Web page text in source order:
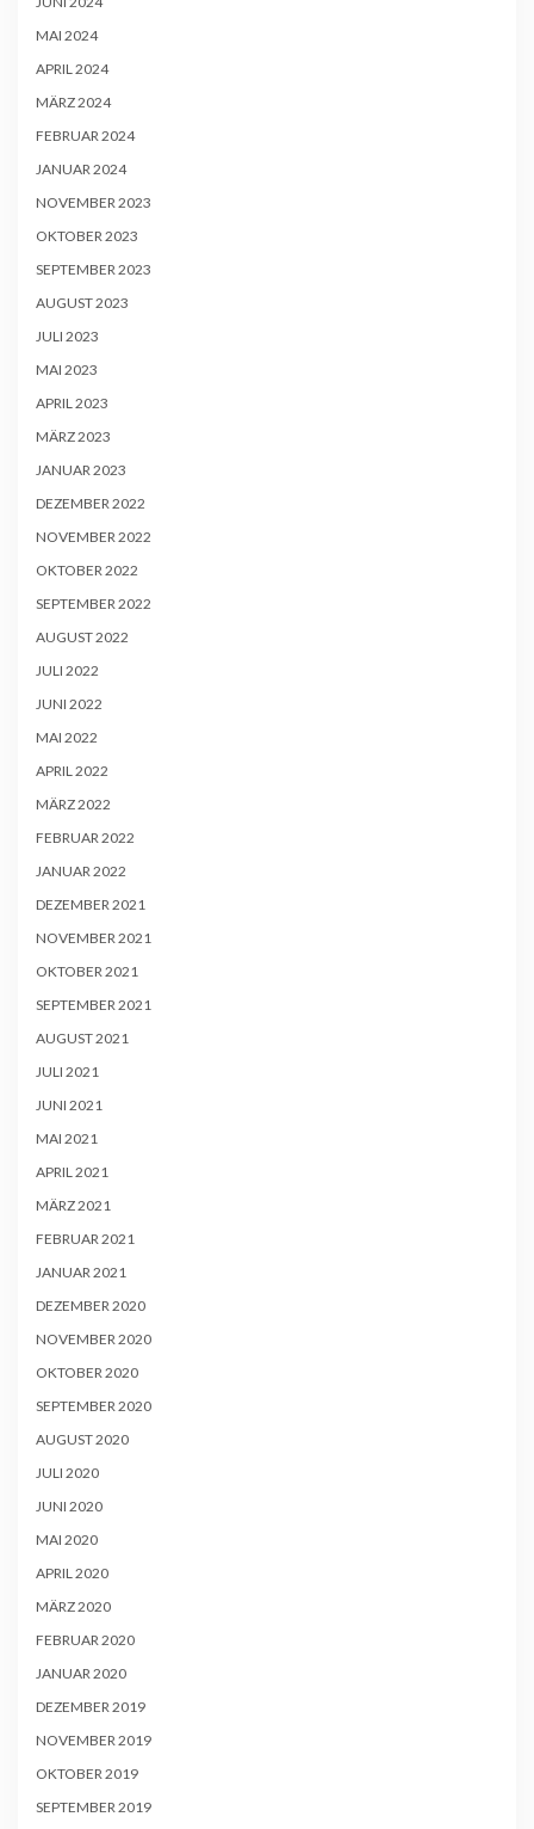
MAI 2024
APRIL 2024
MÄRZ 2024
FEBRUAR 2024
JANUAR 2024
NOVEMBER 2023
OKTOBER 2023
SEPTEMBER 2023
AUGUST 2023
JULI 2023
MAI 2023
APRIL 2023
MÄRZ 2023
JANUAR 2023
DEZEMBER 2022
NOVEMBER 2022
OKTOBER 2022
SEPTEMBER 2022
AUGUST 2022
JULI 2022
JUNI 2022
MAI 2022
APRIL 2022
MÄRZ 2022
FEBRUAR 2022
JANUAR 2022
DEZEMBER 2021
NOVEMBER 2021
OKTOBER 2021
SEPTEMBER 2021
AUGUST 2021
JULI 2021
JUNI 2021
MAI 2021
APRIL 2021
MÄRZ 2021
FEBRUAR 2021
JANUAR 2021
DEZEMBER 2020
NOVEMBER 2020
OKTOBER 2020
SEPTEMBER 2020
AUGUST 2020
JULI 2020
JUNI 2020
MAI 2020
APRIL 2020
MÄRZ 2020
FEBRUAR 2020
JANUAR 2020
DEZEMBER 2019
NOVEMBER 2019
OKTOBER 2019
SEPTEMBER 2019